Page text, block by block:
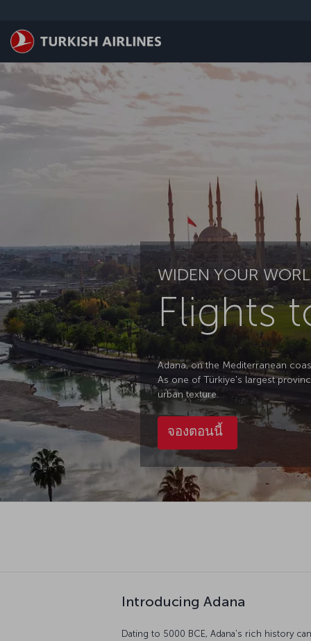
WIDEN YOUR
Flights
Adana, on the Mediterranean
As one of Türkiye's largest
urban texture.
จองตอนนี้
Introducing Adana
Dating to 5000 BCE, Adana's rich history